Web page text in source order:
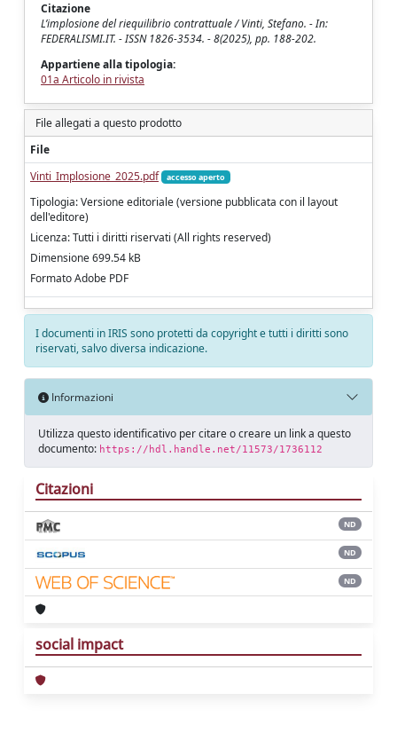
Citazione
L’implosione del riequilibrio contrattuale / Vinti, Stefano. - In:
FEDERALISMI.IT. - ISSN 1826-3534. - 8(2025), pp. 188-202.
Appartiene alla tipologia:
01a Articolo in rivista
File allegati a questo prodotto
File
Vinti_Implosione_2025.pdf
accesso aperto
Tipologia: Versione editoriale (versione pubblicata con il layout
dell'editore)
Licenza: Tutti i diritti riservati (All rights reserved)
Dimensione 699.54 kB
Formato Adobe PDF
I documenti in IRIS sono protetti da copyright e tutti i diritti sono
riservati, salvo diversa indicazione.
Informazioni
Utilizza questo identificativo per citare o creare un link a questo
documento: https://hdl.handle.net/11573/1736112
Citazioni
ND
ND
ND
social impact